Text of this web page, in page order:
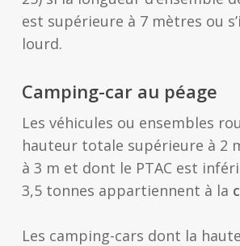
est supérieure à 7 mètres ou
lourd.
Camping-car au péage
Les véhicules ou ensembles
hauteur totale supérieure à 2
à 3 m et dont le PTAC est
3,5 tonnes appartiennent à la
Les camping-cars dont la